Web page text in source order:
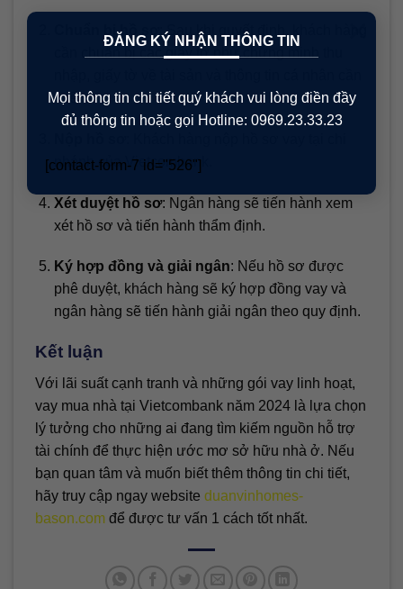
ĐĂNG KÝ NHẬN THÔNG TIN
Mọi thông tin chi tiết quý khách vui lòng điền đầy
đủ thông tin hoặc gọi Hotline: 0969.23.33.23
[contact-form-7 id="526"]
Chuẩn bị hồ sơ
: Sau khi quyết định, khách hàng
cần chuẩn bị các giấy tờ như chứng minh thu
thiết.
nhánh của Vietcombank.
Xét duyệt hồ sơ: Ngân hàng sẽ tiến hành xem
xét hồ sơ và tiến hành thẩm định.
Ký hợp đồng và giải ngân: Nếu hồ sơ được
phê duyệt, khách hàng sẽ ký hợp đồng vay và
ngân hàng sẽ tiến hành giải ngân theo quy định.
Kết luận
Với lãi suất cạnh tranh và những gói vay linh hoạt,
vay mua nhà tại Vietcombank năm 2024 là lựa chọn
lý tưởng cho những ai đang tìm kiếm nguồn hỗ trợ
tài chính để thực hiện ước mơ sở hữu nhà ở. Nếu
bạn quan tâm và muốn biết thêm thông tin chi tiết,
hãy truy cập ngay website duanvinhomes-
bason.com để được tư vấn 1 cách tốt nhất.